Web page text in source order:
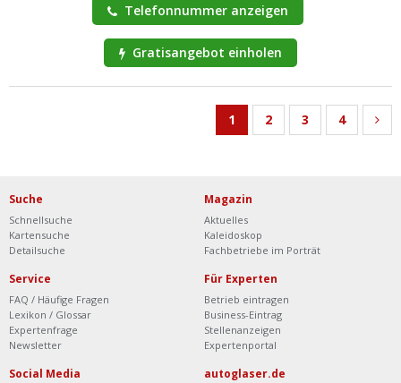
Telefonnummer anzeigen
Gratisangebot einholen
1 2 3 4
Suche
Schnellsuche
Kartensuche
Detailsuche
Magazin
Aktuelles
Kaleidoskop
Fachbetriebe im Porträt
Service
FAQ / Häufige Fragen
Lexikon / Glossar
Expertenfrage
Newsletter
Für Experten
Betrieb eintragen
Business-Eintrag
Stellenanzeigen
Expertenportal
Social Media autoglaser.de